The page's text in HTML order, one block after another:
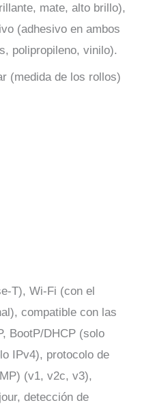
mate, alto brillo),
(adhesivo en ambos
polipropileno, vinilo).
(medida de los rollos)
T), Wi-Fi (con el
compatible con las
BootP/DHCP (solo
IPv4), protocolo de
(v1, v2c, v3),
detección de